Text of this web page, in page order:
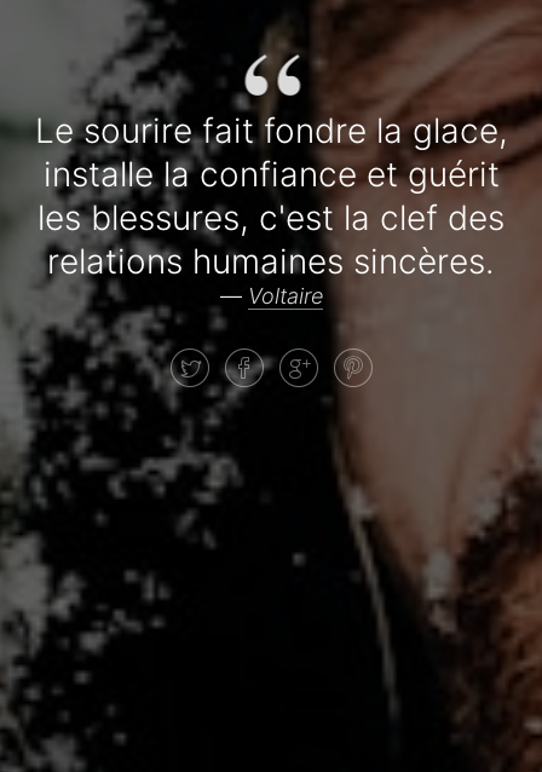
“
Le sourire fait fondre la glace,
installe la confiance et guérit
les blessures, c'est la clef des
relations humaines sincères.
— Voltaire